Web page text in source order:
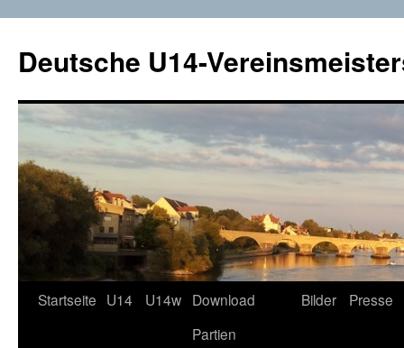
Deutsche U14-
Zum
Startseite U14 U14w Download
Partien
Bilder Presse